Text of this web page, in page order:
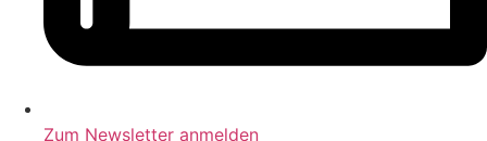
Zum Newsletter anmelden